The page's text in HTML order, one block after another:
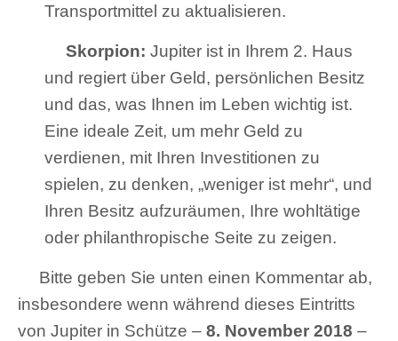
Transportmittel zu aktualisieren.
Skorpion: Jupiter ist in Ihrem 2. Haus
und regiert über Geld, persönlichen Besitz
und das, was Ihnen im Leben wichtig ist.
Eine ideale Zeit, um mehr Geld zu
verdienen, mit Ihren Investitionen zu
spielen, zu denken, „weniger ist mehr“, und
Ihren Besitz aufzuräumen, Ihre wohltätige
oder philanthropische Seite zu zeigen.
Bitte geben Sie unten einen Kommentar ab,
insbesondere wenn während dieses Eintritts
von Jupiter in Schütze – 8. November 2018 –